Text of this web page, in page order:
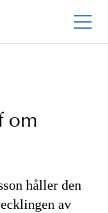
om
håller den
av